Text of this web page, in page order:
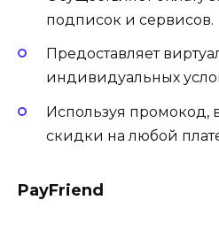
подписок и сервисов.
Предоставляет
индивидуальных
Используя промокод,
скидки на любой
PayFriend